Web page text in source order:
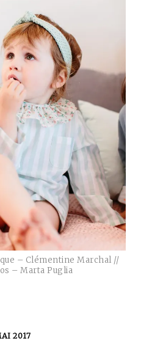
– Clémentine Marchal //
– Marta Puglia
2017